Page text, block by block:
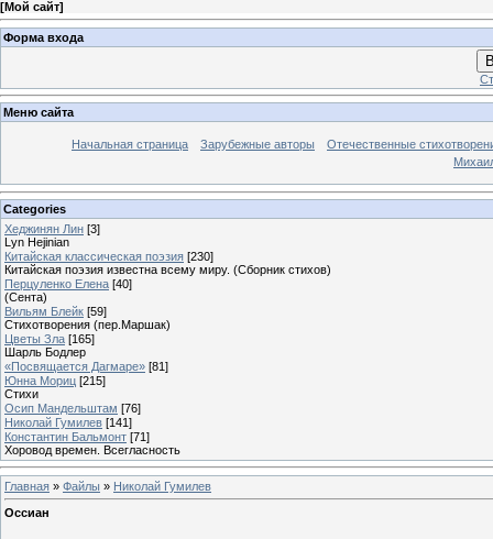
[Мой сайт]
Форма входа
Меню сайта
Начальная страница Зарубежные авторы
Отечественные
Categories
Хеджинян Лин [3]
Lyn Hejinian
Китайская классическая поэзия [230]
Китайская поэзия известна всему миру. (Сборник стихов)
Перцуленко Елена [40]
(Сента)
Вильям Блейк [59]
Стихотворения (пер.Маршак)
Цветы Зла [165]
Шарль Бодлер
«Посвящается Дагмаре» [81]
Юнна Мориц [215]
Стихи
Осип Мандельштам [76]
Николай Гумилев [141]
Константин Бальмонт [71]
Хоровод времен. Всегласность
Главная » Файлы » Николай Гумилев
Оссиан